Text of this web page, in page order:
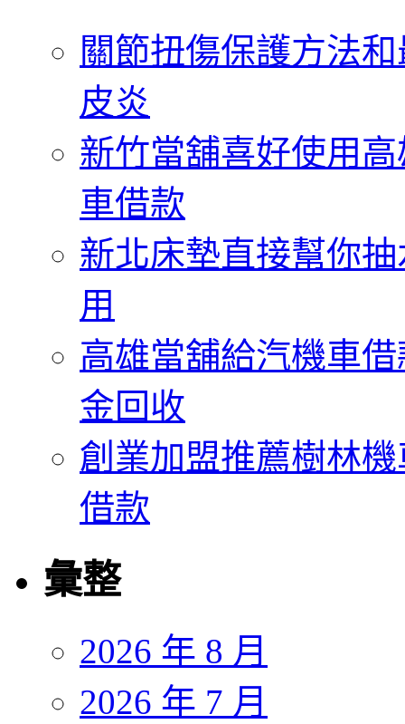
關節扭傷保護方法
皮炎
新竹當舖喜好使用
車借款
新北床墊直接幫你
用
高雄當舖給汽機車
金回收
創業加盟推薦樹林
借款
彙整
2026 年 8 月
2026 年 7 月